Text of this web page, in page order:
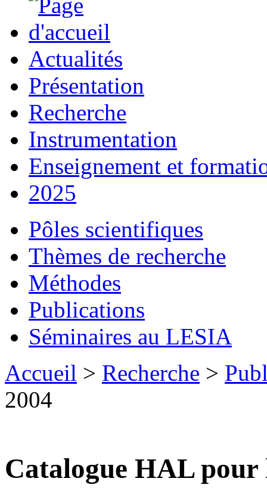
Actualités
Présentation
Recherche
Instrumentation
Enseignement et
2025
Pôles scientifiques
Thèmes de recherche
Méthodes
Publications
Séminaires au LESIA
Accueil > Recherche >
2004
Catalogue HAL pour